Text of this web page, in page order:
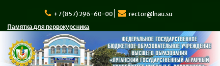
содержимому
+7 (857) 296-60-00
rector@lnau.su
Памятка для первокурсника